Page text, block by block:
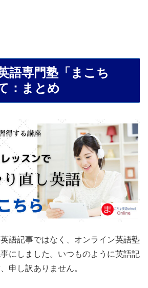
語専門塾「まこち
：まとめ
語記事ではなく、オンライン英語塾
にしました。いつものように英語記
申し訳ありません。